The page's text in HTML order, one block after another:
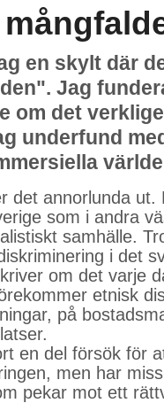
en skylt där
Jag
om det
underfund
det annorlunda ut.
som i andra
samhälle.
i det
om det varje
etnisk
på
en del försök för
men har
pekar mot ett